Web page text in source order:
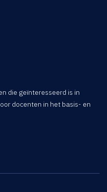
die geïnteresseerd is in
docenten in het basis- en